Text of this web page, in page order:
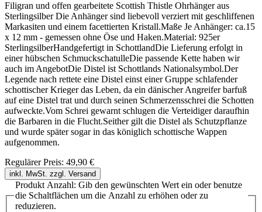
Filigran und offen gearbeitete Scottish Thistle Ohrhänger aus
Sterlingsilber Die Anhänger sind liebevoll verziert mit geschliffenen
Markasiten und einem facettierten Kristall.Maße Je Anhänger: ca.15
x 12 mm - gemessen ohne Öse und Haken.Material: 925er
SterlingsilberHandgefertigt in SchottlandDie Lieferung erfolgt in
einer hübschen SchmuckschatulleDie passende Kette haben wir
auch im AngebotDie Distel ist Schottlands Nationalsymbol.Der
Legende nach rettete eine Distel einst einer Gruppe schlafender
schottischer Krieger das Leben, da ein dänischer Angreifer barfuß
auf eine Distel trat und durch seinen Schmerzensschrei die Schotten
aufweckte.Vom Schrei gewarnt schlugen die Verteidiger daraufhin
die Barbaren in die Flucht.Seither gilt die Distel als Schutzpflanze
und wurde später sogar in das königlich schottische Wappen
aufgenommen.
Regulärer Preis: 49,90 €
inkl. MwSt. zzgl. Versand
Produkt Anzahl: Gib den gewünschten Wert ein oder benutze
die Schaltflächen um die Anzahl zu erhöhen oder zu
reduzieren.